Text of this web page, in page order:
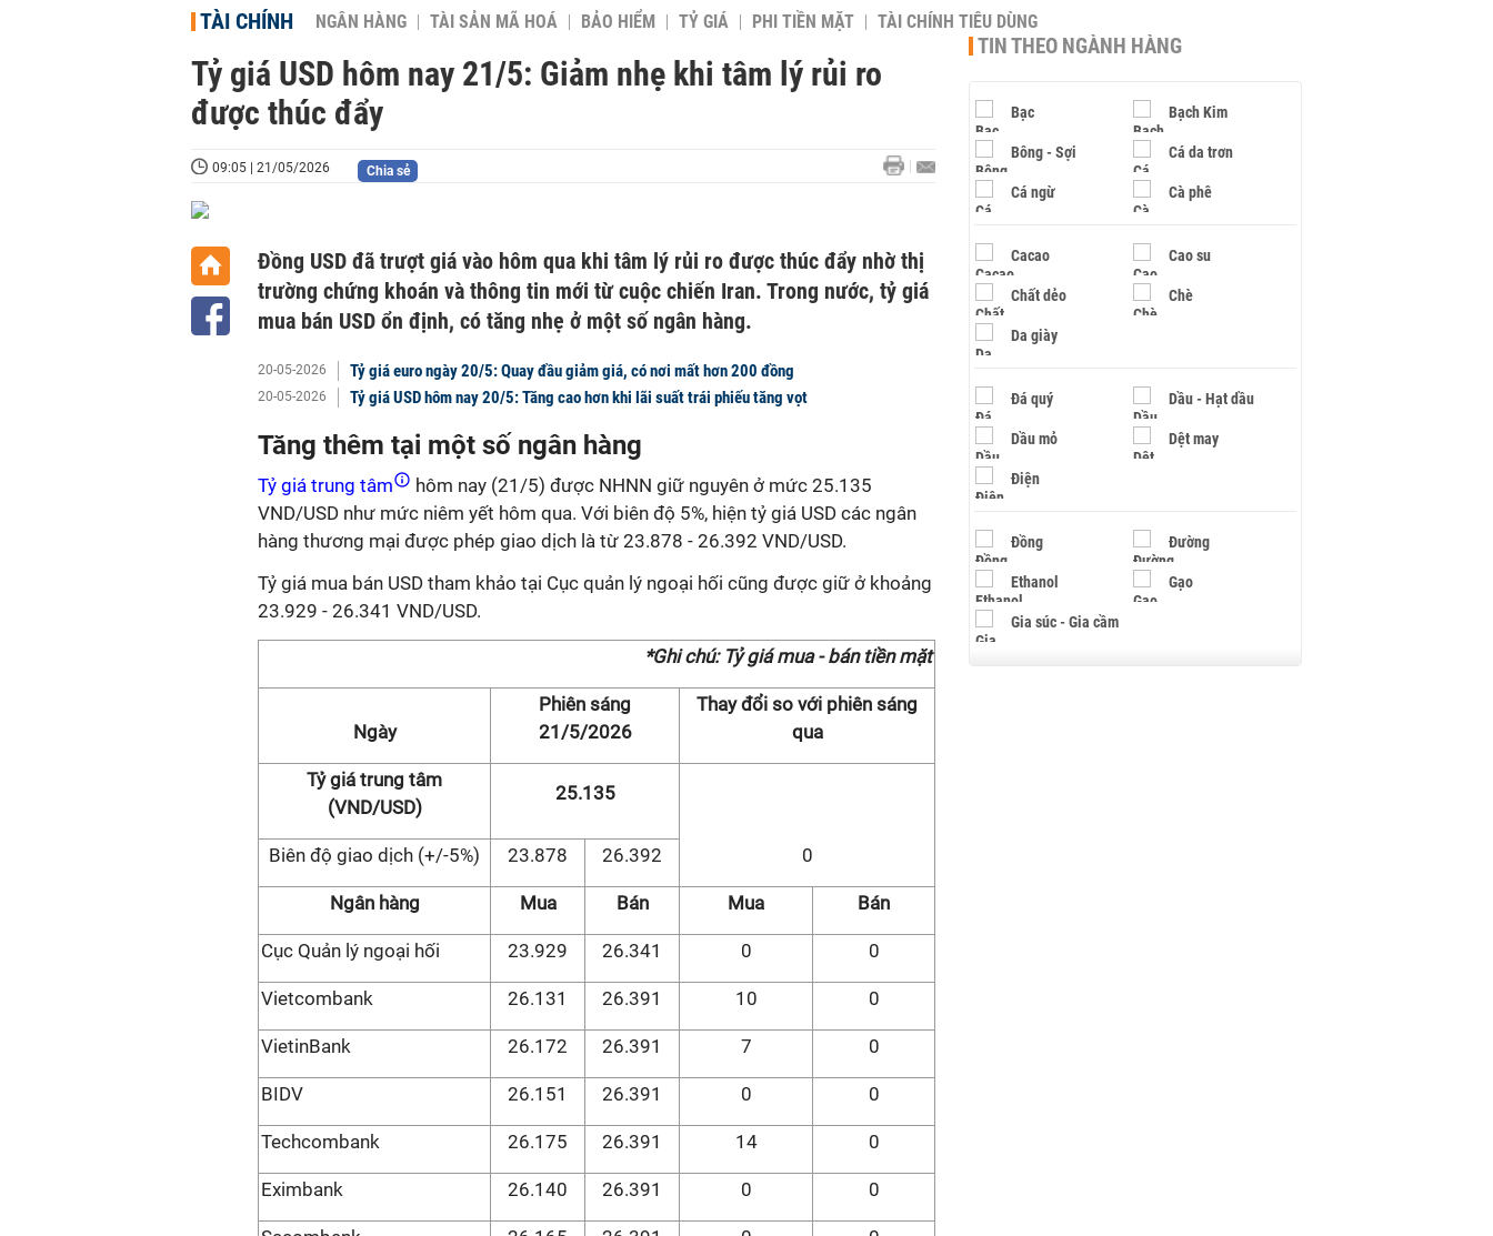
TÀI CHÍNH NGÂN HÀNG TÀI SẢN MÃ HOÁ BẢO HIỂM TỶ GIÁ PHI TIỀN MẶT TÀI CHÍNH TIÊU DÙNG
Tỷ giá USD hôm nay 21/5: Giảm nhẹ khi tâm lý rủi ro
được thúc đẩy
09:05 | 21/05/2026 Chia sẻ
Đồng USD đã trượt giá vào hôm qua khi tâm lý rủi ro được thúc đẩy nhờ thị
trường chứng khoán và thông tin mới từ cuộc chiến Iran. Trong nước, tỷ giá
mua bán USD ổn định, có tăng nhẹ ở một số ngân hàng.
20-05-2026 Tỷ giá euro ngày 20/5: Quay đầu giảm giá, có nơi mất hơn 200 đồng
20-05-2026 Tỷ giá USD hôm nay 20/5: Tăng cao hơn khi lãi suất trái phiếu tăng vọt
Tăng thêm tại một số ngân hàng
Tỷ giá trung tâm
hôm nay (21/5) được NHNN giữ nguyên ở mức 25.135
VND/USD như mức niêm yết hôm qua. Với biên độ 5%, hiện tỷ giá USD các ngân
hàng thương mại được phép giao dịch là từ 23.878 - 26.392 VND/USD.
Tỷ giá mua bán USD tham khảo tại Cục quản lý ngoại hối cũng được giữ ở khoảng
23.929 - 26.341 VND/USD.
*Ghi chú: Tỷ giá mua - bán tiền mặt
Ngày
Phiên sáng
21/5/2026
Thay đổi so với phiên sáng
qua
Tỷ giá trung tâm
(VND/USD)
25.135
0
Biên độ giao dịch (+/-5%) 23.878 26.392
Ngân hàng Mua Bán Mua Bán
Cục Quản lý ngoại hối 23.929 26.341 0 0
Vietcombank 26.131 26.391 10 0
VietinBank 26.172 26.391 7 0
BIDV 26.151 26.391 0 0
Techcombank 26.175 26.391 14 0
Eximbank 26.140 26.391 0 0
TIN THEO NGÀNH HÀNG
Bạc Bạch Kim
Bông - Sợi Cá da trơn
Cá ngừ Cà phê
Cacao Cao su
Chất dẻo Chè
Da giày
Đá quý Dầu - Hạt dầu
Dầu mỏ Dệt may
Điện
Đồng Đường
Ethanol Gạo
Gia súc - Gia cầm